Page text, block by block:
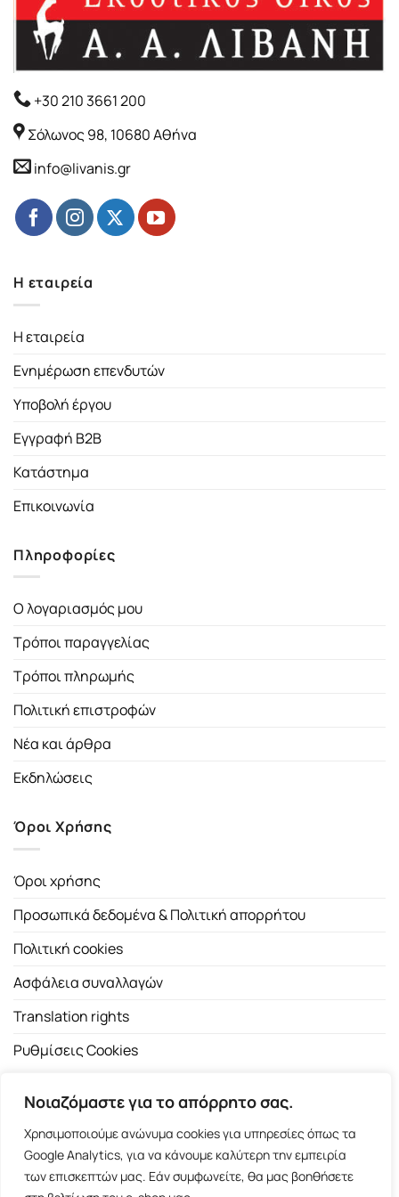
Νοιαζόμαστε για το απόρρητο σας.
Χρησιμοποιούμε ανώνυμα cookies για υπηρεσίες όπως τα
Google Analytics, για να κάνουμε καλύτερη την εμπειρία
των επισκεπτών μας. Εάν συμφωνείτε, θα μας βοηθήσετε
+30 210 3661 200
Σόλωνος 98, 10680 Αθήνα
info@livanis.gr
Η εταιρεία
Η εταιρεία
Ενημέρωση επενδυτών
Υποβολή έργου
Εγγραφή B2B
Κατάστημα
Επικοινωνία
Πληροφορίες
Ο λογαριασμός μου
Τρόποι παραγγελίας
Τρόποι πληρωμής
Πολιτική επιστροφών
Νέα και άρθρα
Εκδηλώσεις
Όροι Χρήσης
Όροι χρήσης
Προσωπικά δεδομένα & Πολιτική απορρήτου
Πολιτική cookies
Ασφάλεια συναλλαγών
Translation rights
Ρυθμίσεις Cookies
Copyright 2026 ©Εκδοτικός Οίκος Α.Α. Λιβάνη| All rights